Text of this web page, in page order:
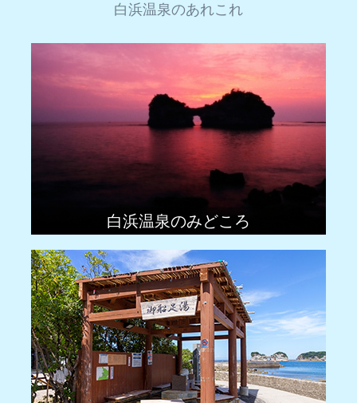
白浜温泉のあれこれ
白浜温泉のみどころ